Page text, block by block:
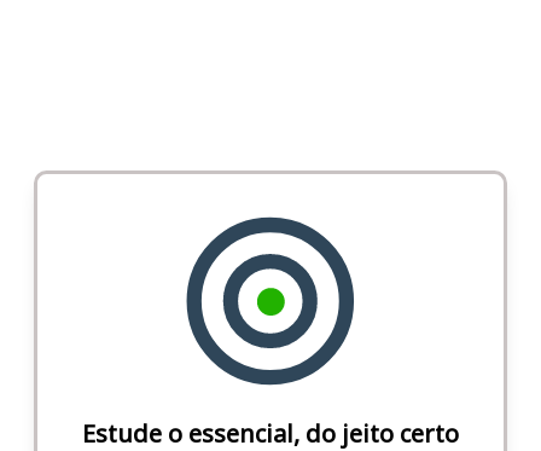
Estude o essencial, do jeito certo